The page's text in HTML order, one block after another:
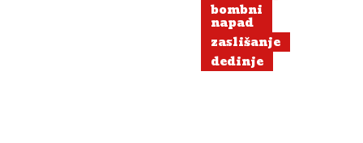
bombni
napad
zaslišanje
dedinje